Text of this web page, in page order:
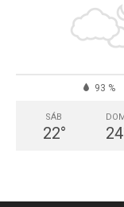
93 %
SÁB
22° 24